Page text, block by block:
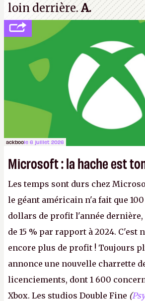
loin derrière.A.
ackboole 6 juillet 2026
Microsoft : la hache est
Les temps sont durs chez
le géant américain n'a fait que
dollars de profit l'année
de 15 % par rapport à 2024. C'est
encore plus de profit ! Toujours
annonce une nouvelle charrette
licenciements, dont 1 600
Xbox. Les studios Double Fine (